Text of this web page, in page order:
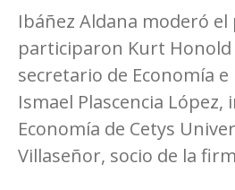
Ibáñez Aldana moderó el
participaron Kurt Honold
secretario de Economía e
Ismael Plascencia López,
Economía de Cetys
Villaseñor, socio de la